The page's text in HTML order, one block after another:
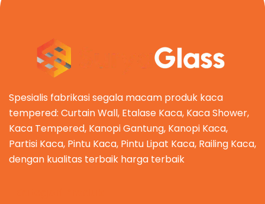
Spesialis fabrikasi segala macam produk kaca
tempered: Curtain Wall, Etalase Kaca, Kaca Shower,
Kaca Tempered, Kanopi Gantung, Kanopi Kaca,
Partisi Kaca, Pintu Kaca, Pintu Lipat Kaca, Railing Kaca,
dengan kualitas terbaik harga terbaik